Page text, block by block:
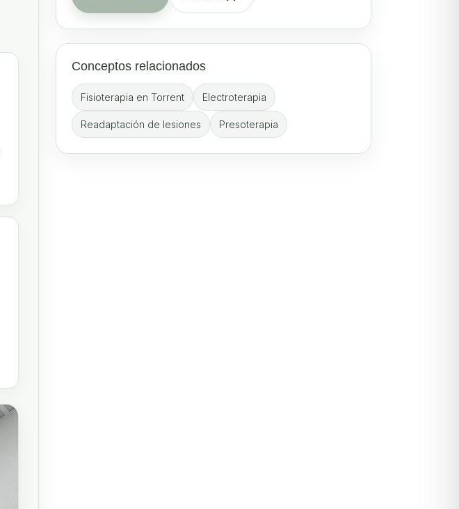
Conceptos relacionados
Fisioterapia en Torrent Electroterapia
Readaptación de lesiones Presoterapia